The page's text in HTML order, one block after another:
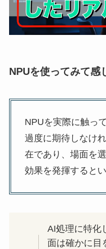
NPUを使ってみて感
NPUを実際に触っ
過度に期待しなけ
在であり、場面を
効果を発揮するとい
AI処理に特化
面は確かに目